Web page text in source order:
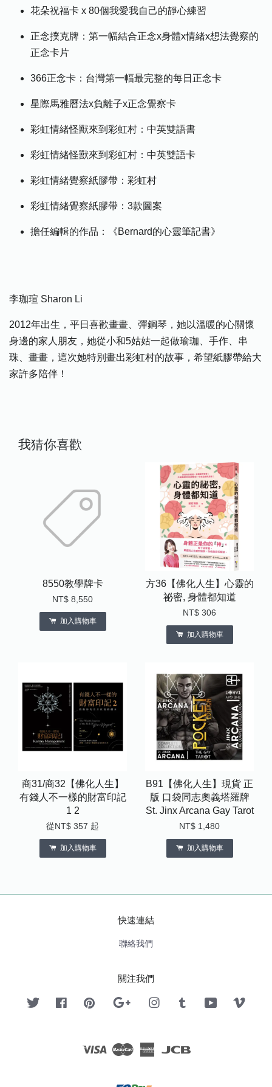
花朵祝福卡 x 80個我愛我自己的靜心練習
正念撲克牌：第一幅結合正念x身體x情緒x想法覺察的
正念卡片
366正念卡：台灣第一幅最完整的每日正念卡
星際馬雅曆法x負離子x正念覺察卡
彩虹情緒怪獸來到彩虹村：中英雙語書
彩虹情緒怪獸來到彩虹村：中英雙語卡
彩虹情緒覺察紙膠帶：彩虹村
彩虹情緒覺察紙膠帶：3款圖案
擔任編輯的作品：《Bernard的心靈筆記書》
李珈瑄 Sharon Li
2012年出生，平日喜歡畫畫、彈鋼琴，她以溫暖的心關懷
身邊的家人朋友，她從小和5姑姑一起做瑜珈、手作、串
珠、畫畫，這次她特別畫出彩虹村的故事，希望紙膠帶給大
家許多陪伴！
我猜你喜歡
8550教學牌卡
NT$ 8,550
加入購物車
方36【佛化人生】心靈的
祕密, 身體都知道
NT$ 306
加入購物車
商31/商32【佛化人生】
有錢人不一樣的財富印記
1 2
從 NT$ 357 起
加入購物車
B91【佛化人生】現貨 正
版 口袋同志奧義塔羅牌
St. Jinx Arcana Gay Tarot
NT$ 1,480
加入購物車
快速連結
聯絡我們
關注我們
Twitter FacebookPinterest Google InstagramTumblr YouTube
Visa Master American